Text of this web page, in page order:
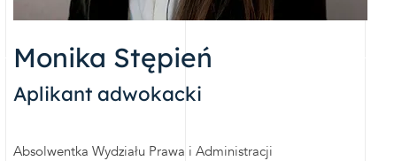
Monika Stępień
Aplikant adwokacki
Absolwentka Wydziału Prawa i Administracji